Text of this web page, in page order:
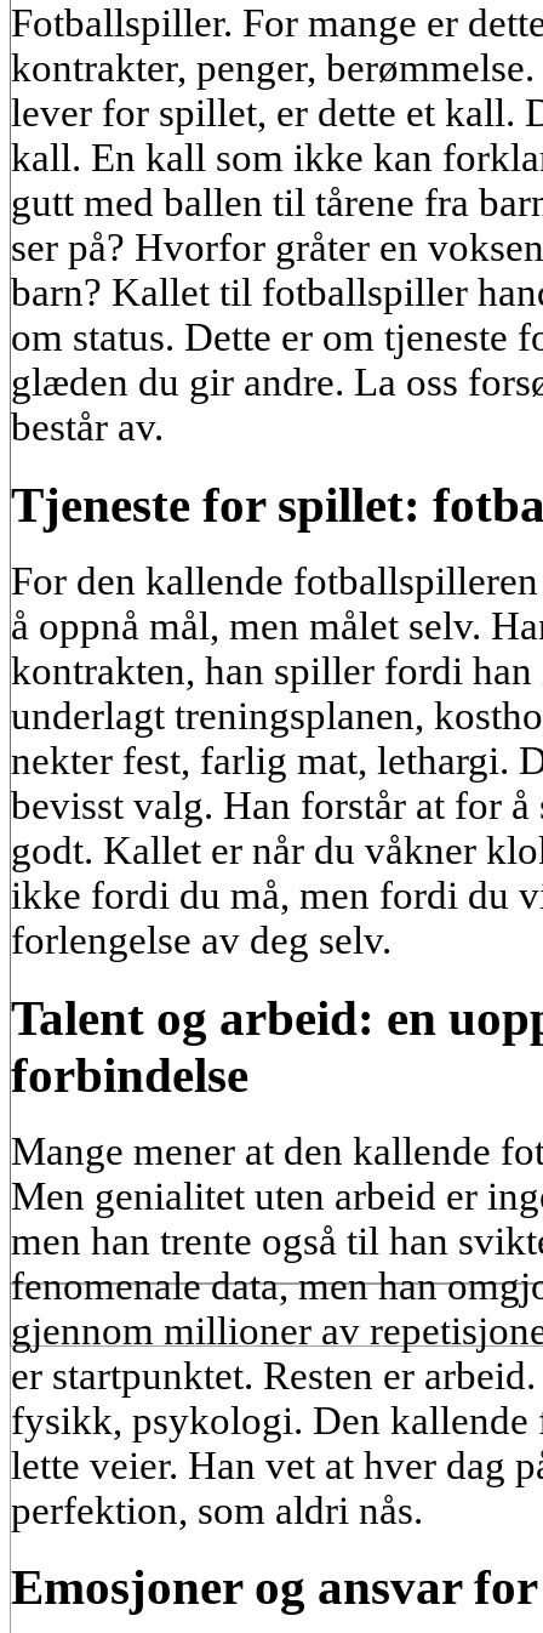
Fotballspiller. For mange er
kontrakter, penger,
lever for spillet, er dette et kall.
kall. En kall som ikke kan
gutt med ballen til tårene fra
ser på? Hvorfor gråter en
barn? Kallet til fotballspiller
om status. Dette er om tjeneste
glæden du gir andre. La oss
består av.
Tjeneste for spillet:
For den kallende
å oppnå mål, men målet selv.
kontrakten, han spiller fordi
underlagt treningsplanen,
nekter fest, farlig mat, lethargi.
bevisst valg. Han forstår at for
godt. Kallet er når du våkner
ikke fordi du må, men fordi du
forlengelse av deg selv.
Talent og arbeid: en
forbindelse
Mange mener at den kallende
Men genialitet uten arbeid er
men han trente også til han
fenomenale data, men han
gjennom millioner av
er startpunktet. Resten er
fysikk, psykologi. Den
lette veier. Han vet at hver dag
perfektion, som aldri nås.
Emosjoner og ansvar